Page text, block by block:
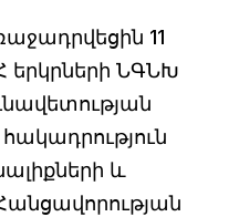
11
երկրների ՆԳՆԽ
և